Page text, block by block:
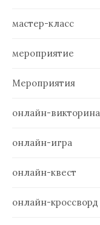
мастер-класс
мероприятие
Мероприятия
онлайн-викторина
онлайн-игра
онлайн-квест
онлайн-кроссворд